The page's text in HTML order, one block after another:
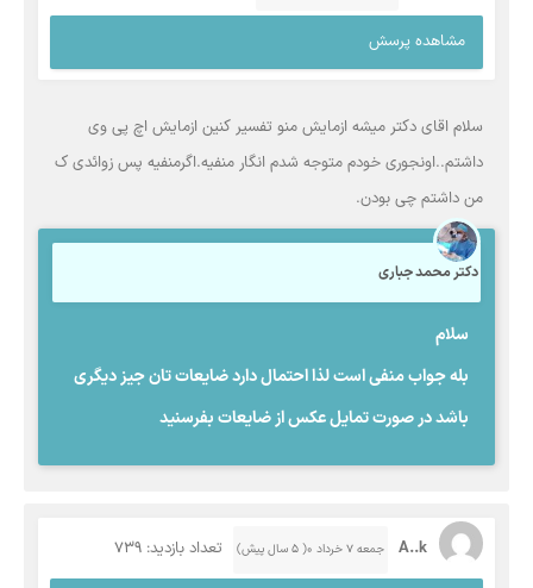
مشاهده پرسش
سلام اقای دکتر میشه ازمایش منو تفسیر کنین ازمایش اچ پی وی
داشتم..اونجوری خودم متوجه شدم انگار منفیه.اگرمنفیه پس زوائدی ک
من داشتم چی بودن.
دکتر محمد جباری
سلام
بله جواب منفی است لذا احتمال دارد ضایعات تان جیز دیگری
باشد در صورت تمایل عکس از ضایعات بفرسنید
A..k جمعه ۷ خرداد ۰( 5 سال پیش) تعداد بازدید: 739